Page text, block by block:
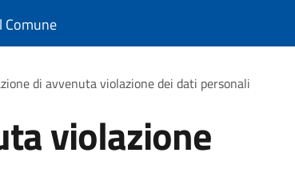
Comune
di avvenuta violazione dei dati personali
violazione